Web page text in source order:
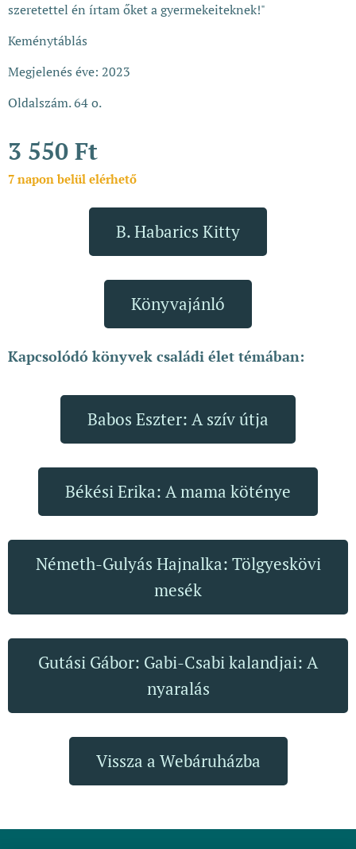
szeretettel én írtam őket a gyermekeiteknek!"
Keménytáblás
Megjelenés éve: 2023
Oldalszám. 64 o.
3 550 Ft
7 napon belül elérhető
B. Habarics Kitty
Könyvajánló
Kapcsolódó könyvek családi élet témában:
Babos Eszter: A szív útja
Békési Erika: A mama köténye
Németh-Gulyás Hajnalka: Tölgyeskövi
mesék
Gutási Gábor: Gabi-Csabi kalandjai: A
nyaralás
Vissza a Webáruházba